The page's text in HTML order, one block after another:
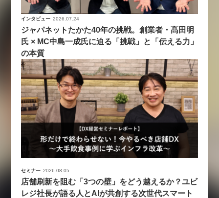
インタビュー 2026.07.24
ジャパネットたかた40年の挑戦。創業者・髙田明
氏 × MC中島一成氏に迫る「挑戦」と「伝える力」
の本質
セミナー 2026.08.05
店舗刷新を阻む「3つの壁」をどう越えるか？ユビ
レジ社長が語る人とAIが共創する次世代スマート